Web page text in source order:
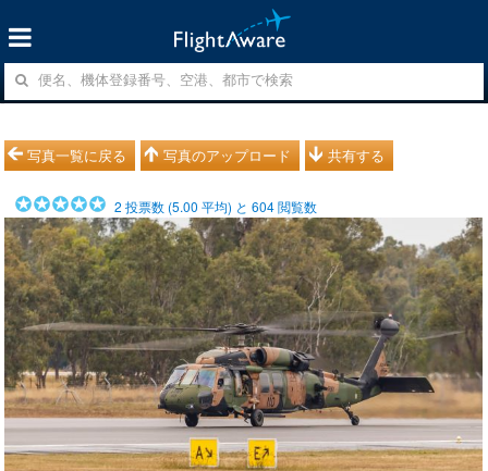
写真一覧に戻る 写真のアップロード 共有する
2 投票数 (5.00 平均) と604閲覧数